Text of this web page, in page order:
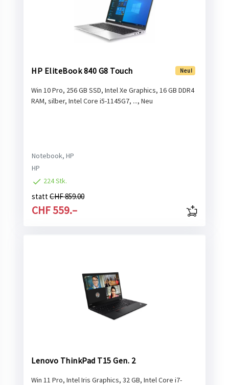
Neu!
HP EliteBook 840 G8 Touch
Win 10 Pro, 256 GB SSD, Intel Xe Graphics, 16 GB DDR4
RAM, silber, Intel Core i5-1145G7, ..., Neu
Notebook, HP
HP
224 Stk.
stattCHF 859.00
CHF 559.–
Lenovo ThinkPad T15 Gen. 2
Win 11 Pro, Intel Iris Graphics, 32 GB, Intel Core i7-